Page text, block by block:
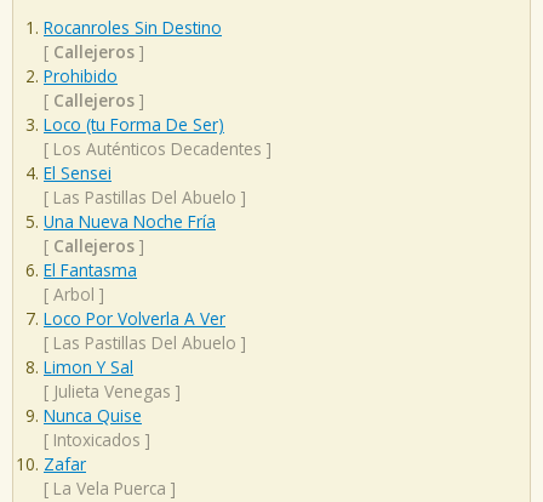
Rocanroles Sin Destino
[ Callejeros ]
Prohibido
[ Callejeros ]
Loco (tu Forma De Ser)
[ Los Auténticos Decadentes ]
El Sensei
[ Las Pastillas Del Abuelo ]
Una Nueva Noche Fría
[ Callejeros ]
El Fantasma
[ Arbol ]
Loco Por Volverla A Ver
[ Las Pastillas Del Abuelo ]
Limon Y Sal
[ Julieta Venegas ]
Nunca Quise
[ Intoxicados ]
Zafar
[ La Vela Puerca ]